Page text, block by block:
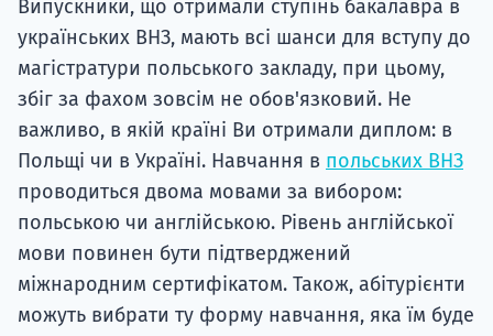
Випускники, що отримали ступінь бакалавра в
українських ВНЗ, мають всі шанси для вступу до
магістратури польського закладу, при цьому,
збіг за фахом зовсім не обов'язковий. Не
важливо, в якій країні Ви отримали диплом: в
Польщі чи в Україні. Навчання в польських ВНЗ
проводиться двома мовами за вибором:
польською чи англійською. Рівень англійської
мови повинен бути підтверджений
міжнародним сертифікатом. Також, абітурієнти
можуть вибрати ту форму навчання, яка їм буде